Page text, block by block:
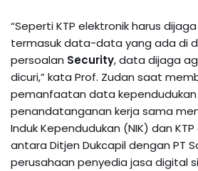
“Seperti KTP elektronik harus
termasuk data-data yang ada di
persoalan Security, data dijaga
dicuri,” kata Prof. Zudan saat
pemanfaatan data kependudukan
penandatanganan kerja sama
Induk Kependudukan (NIK) dan
antara Ditjen Dukcapil dengan PT
perusahaan penyedia jasa digital